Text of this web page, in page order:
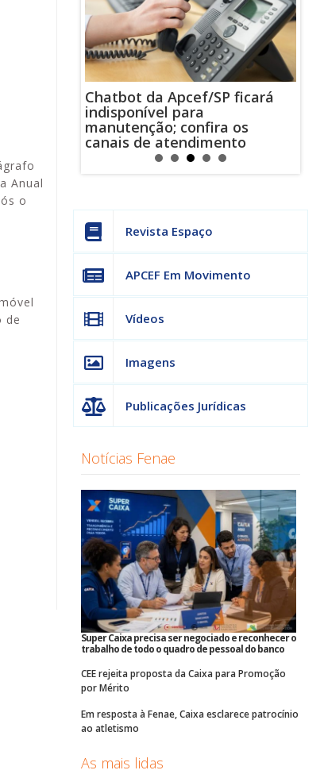
Anual
o
de
Chatbot da Apcef/SP ficará
indisponível para
manutenção; confira os
canais de atendimento
Revista Espaço
APCEF Em Movimento
Vídeos
Imagens
Publicações Jurídicas
Notícias Fenae
Super Caixa precisa ser negociado e reconhecer o
trabalho de todo o quadro de pessoal do banco
CEE rejeita proposta da Caixa para Promoção
por Mérito
Em resposta à Fenae, Caixa esclarece patrocínio
ao atletismo
As mais lidas